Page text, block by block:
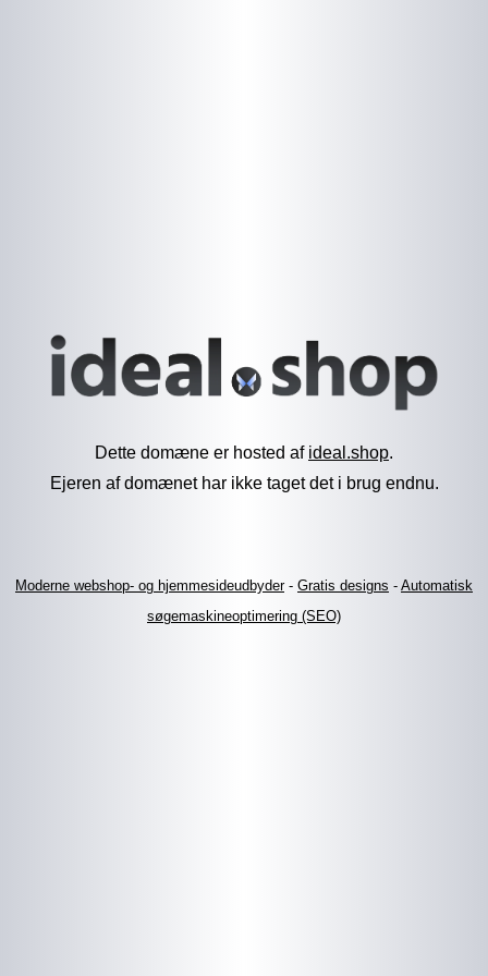
Dette domæne er hosted af ideal.shop.
Ejeren af domænet har ikke taget det i brug endnu.
Moderne webshop- og hjemmesideudbyder- Gratis designs - Automatisk
søgemaskineoptimering (SEO)